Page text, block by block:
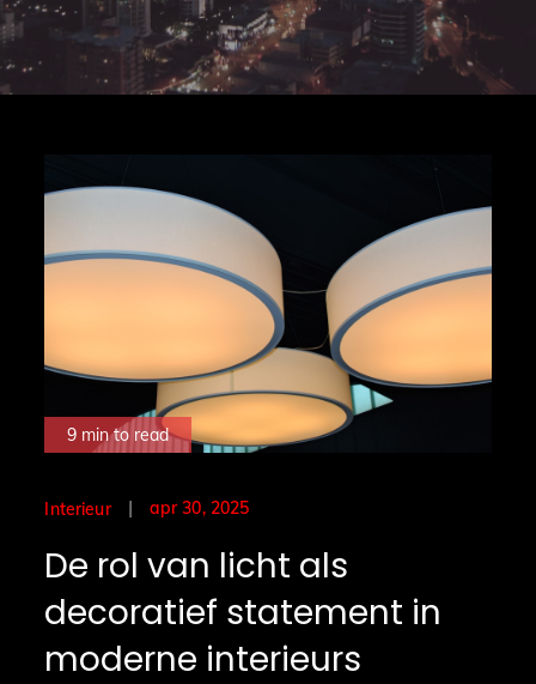
9 min to read
Interieur
Posted
apr 30, 2025
De rol van licht als
decoratief statement in
moderne interieurs